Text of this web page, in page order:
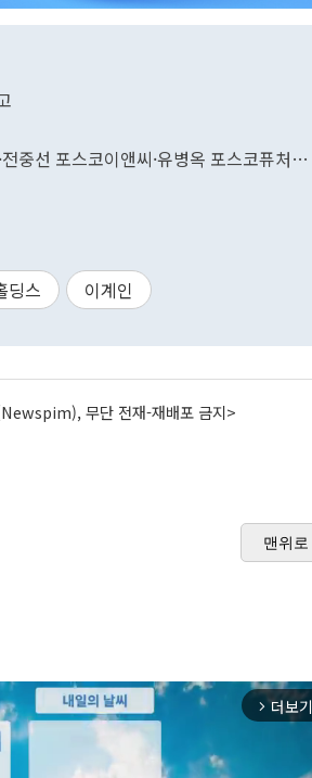
중선 포스코이앤씨·유병옥 포스코퓨처
딩스 이계인
무단 전재-재배포 금지>
맨위로
arrow_forward_ios 더보기